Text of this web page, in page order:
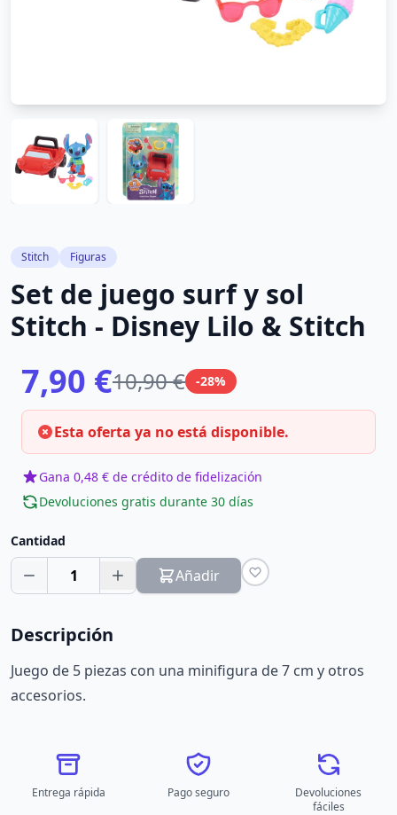
Stitch Figuras
Set de juego surf y sol
Stitch - Disney Lilo & Stitch
7,90 €10,90 € -28%
Esta oferta ya no está disponible.
Gana 0,48 € de crédito de fidelización
Devoluciones gratis durante 30 días
Cantidad
1 Añadir
Descripción
Juego de 5 piezas con una minifigura de 7 cm y otros
accesorios.
Entrega rápida Pago seguro
Devoluciones
fáciles